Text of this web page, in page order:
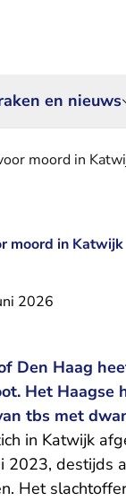
en nieuws
moord in
moord in Katwijk
2026
Den Haag
Het
tbs met
in Katwijk
2023, destijds
Het